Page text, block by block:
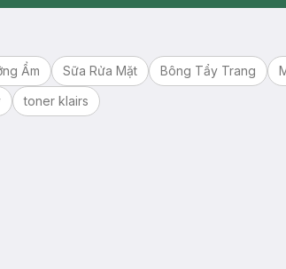
Ẩm Sữa Rửa Mặt Bông Tẩy Trang
toner klairs